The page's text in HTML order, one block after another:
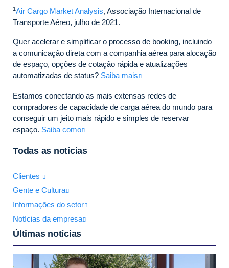
1 Air Cargo Market Analysis, Associação Internacional de
Transporte Aéreo, julho de 2021.
Quer acelerar e simplificar o processo de booking, incluindo
a comunicação direta com a companhia aérea para alocação
de espaço, opções de cotação rápida e atualizações
automatizadas de status? Saiba mais
Estamos conectando as mais extensas redes de
compradores de capacidade de carga aérea do mundo para
conseguir um jeito mais rápido e simples de reservar
espaço. Saiba como
Todas as notícias
Clientes
Gente e Cultura
Informações do setor
Notícias da empresa
Últimas notícias